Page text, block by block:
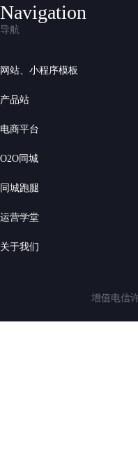
Navigation
导航
网站、小程序模板
产品站
电商平台
O2O同城
同城跑腿
运营学堂
关于我们
增值电信